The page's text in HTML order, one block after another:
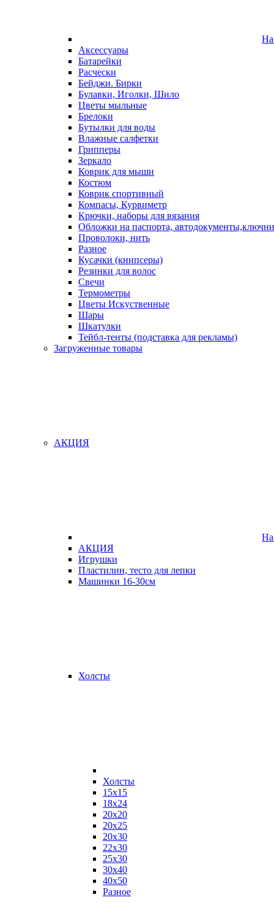
Аксессуары
Батарейки
Расчески
Бейджи. Бирки
Булавки, Иголки, Шило
Цветы мыльные
Брелоки
Бутылки для воды
Влажные салфетки
Грипперы
Зеркало
Коврик для мыши
Костюм
Коврик спортивный
Компасы, Курвиметр
Крючки, наборы для вязания
Обложки на паспорта,
Проволоки, нить
Разное
Кусачки (книпсеры)
Резинки для волос
Свечи
Термометры
Цветы Искуственные
Шары
Шкатулки
Тейбл-тенты (подставка для рекламы)
Загруженные товары
АКЦИЯ
АКЦИЯ
Игрушки
Пластилин, тесто для лепки
Машинки 16-30см
Холсты
Холсты
15х15
18х24
20х20
20х25
20х30
22х30
25х30
30х40
40х50
Разное